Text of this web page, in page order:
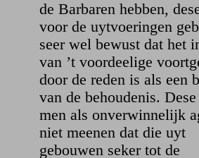
de Barbaren hebben,
voor de uytvoeringen
seer wel bewust dat het
van ’t voordeelige
door de reden is als een
van de behoudenis.
men als onverwinnelijk
niet meenen dat die uyt
gebouwen seker tot de